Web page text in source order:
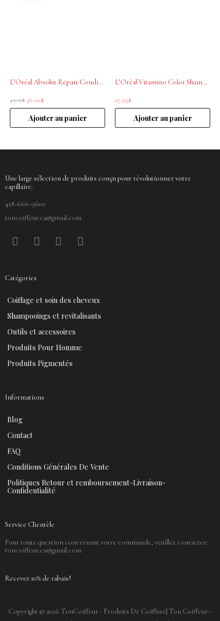
L’Oréal Absolut Repair Conditioner Pour Cheveux Secs et Abimés 500ml
45.00$36.00$
Ajouter au panier
L’Oréal Vitamino Color Shampoing pour cheveux colorés 300ml
27.95$
Ajouter au panier
Une large sélection de produits conçu pour révolutionner votre
capillaire.
418-666-9600
toncoiffeur.ca@gmail.com
F
a
b
o
o
k
P
i
e
e
s
t
Y
o
b
e
I
n
r
a
Catégories
Coiffage et soin des cheveux
Shampooings et revitalisants
Outils et accessoires
Produits Pour Homme
Produits Pigmentés
Informations
Blog
Contact
FAQ
Conditions Générales De Vente
Politiques Retour et remboursement-Livraison-
Confidentialité
Service Clientèle
Pour toute question concernant votre commande, veuillez contacter:
toncoiffeur.ca@gmail.com
Recevez 10% de rabais!
Copyright © 2026 TonCoiffeur - Produits De Coiffure| Ton Coiffeur -